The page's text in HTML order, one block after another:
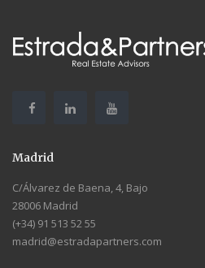
Madrid
C/Álvarez de Baena, 4, Bajo
28006 Madrid
(+34) 91 513 52 55
madrid@estradapartners.com